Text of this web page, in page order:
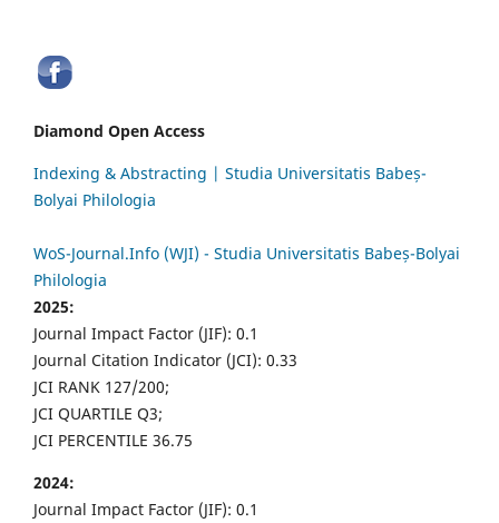
Diamond Open Access
Indexing & Abstracting | Studia Universitatis Babeș-
Bolyai Philologia
WoS-Journal.Info (WJI) - Studia Universitatis Babeș-Bolyai
Philologia
2025:
Journal Impact Factor (JIF): 0.1
Journal Citation Indicator (JCI): 0.33
JCI RANK 127/200;
JCI QUARTILE Q3;
JCI PERCENTILE 36.75
2024:
Journal Impact Factor (JIF): 0.1